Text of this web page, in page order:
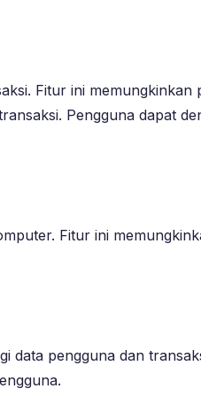
Fitur ini
Pengguna dapat
Fitur ini
data pengguna dan